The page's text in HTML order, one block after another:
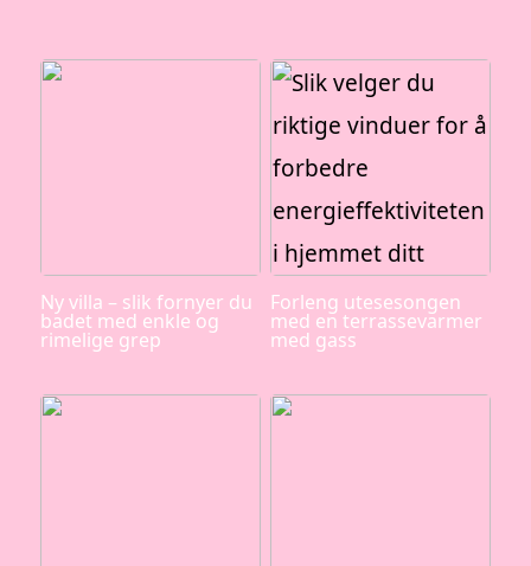
Ny villa – slik fornyer du
badet med enkle og
rimelige grep
Forleng utesesongen
med en terrassevarmer
med gass